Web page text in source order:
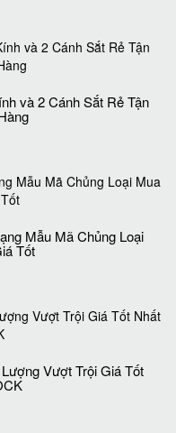
và 2 Cánh Sắt Rẻ Tận
Mẫu Mã Chủng Loại
Tốt
Vượt Trội Giá Tốt